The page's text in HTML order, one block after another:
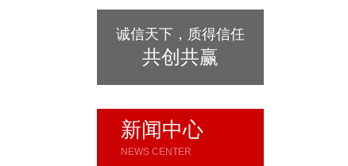
诚信天下，质得信任
共创共赢
新闻中心
NEWS CENTER